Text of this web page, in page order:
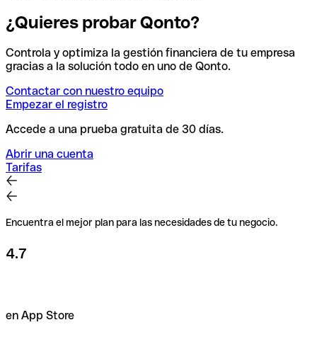
¿Quieres probar Qonto?
Controla y optimiza la gestión financiera de tu empresa
gracias a la solución todo en uno de Qonto.
Contactar con nuestro equipo
Empezar el registro
Accede a una prueba gratuita de 30 días.
Abrir una cuenta
Tarifas
Encuentra el mejor plan para las necesidades de tu negocio.
4.7
en App Store